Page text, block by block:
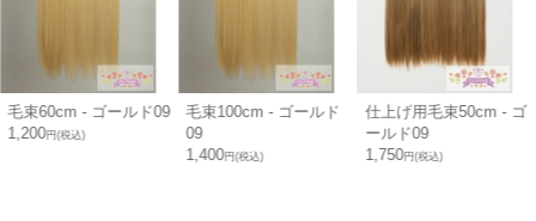
毛束60cm - ゴールド09
1,200円(税込)
毛束100cm - ゴールド
09
1,400円(税込)
仕上げ用毛束50cm - ゴ
ールド09
1,750円(税込)